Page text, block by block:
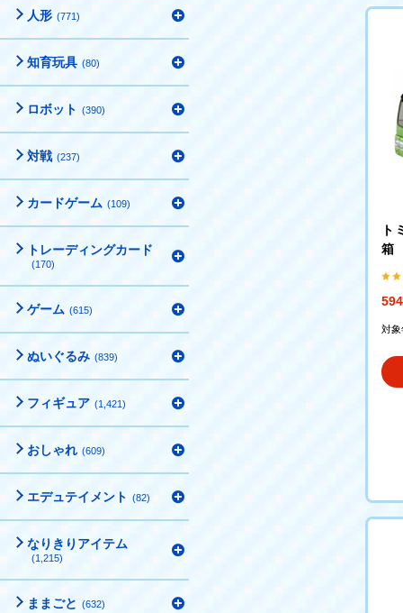
ト
箱
対象
人形 (771)
知育玩具 (80)
ロボット (390)
対戦 (237)
カードゲーム (109)
トレーディングカード
(170)
ゲーム (615)
ぬいぐるみ (839)
フィギュア (1,421)
おしゃれ (609)
エデュテイメント (82)
なりきりアイテム
(1,215)
ままごと (632)